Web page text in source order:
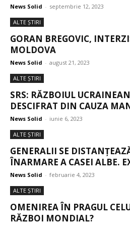
News Solid - septembrie 12, 2023
ALTE ŞTIRI
GORAN BREGOVIC,
MOLDOVA
News Solid - august 21, 2023
ALTE ŞTIRI
SRS: RĂZBOIUL
DESCIFRAT DIN CAUZA
News Solid - iunie 6, 2023
ALTE ŞTIRI
GENERALII SE
ÎNARMARE A CASEI ALBE.
News Solid - februarie 4, 2023
ALTE ŞTIRI
OMENIREA ÎN PRAGUL
RĂZBOI MONDIAL?